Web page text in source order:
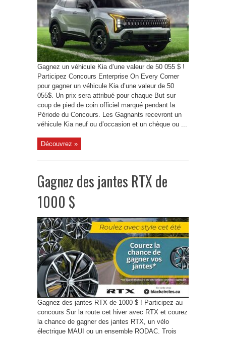
Gagnez un véhicule Kia d’une valeur de 50 055 $ !
Participez Concours Enterprise On Every Corner
pour gagner un véhicule Kia d’une valeur de 50
055$. Un prix sera attribué pour chaque But sur
coup de pied de coin officiel marqué pendant la
Période du Concours. Les Gagnants recevront un
véhicule Kia neuf ou d’occasion et un chèque ou ...
Découvrez »
Gagnez des jantes RTX de
1000 $
Gagnez des jantes RTX de 1000 $ ! Participez au
concours Sur la route cet hiver avec RTX et courez
la chance de gagner des jantes RTX, un vélo
électrique MAUI ou un ensemble RODAC. Trois